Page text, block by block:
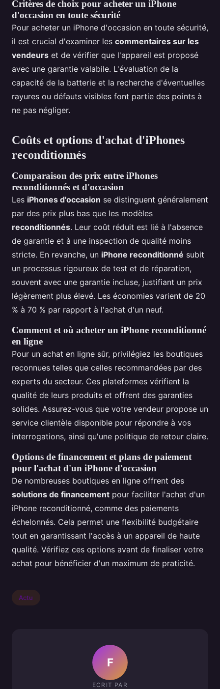
Critères de choix pour acheter un iPhone
d'occasion en toute sécurité
Pour acheter un iPhone d'occasion en toute sécurité,
il est crucial d'examiner les commentaires sur les
vendeurs et de vérifier que l'appareil est proposé
avec une garantie valabile. L'évaluation de la
capacité de la batterie et la recherche d'éventuelles
rayures ou défauts visibles font partie des points à
ne pas négliger.
Coûts et options d'achat d'iPhones
reconditionnés
Comparaison des prix entre iPhones
reconditionnés et d'occasion
Les iPhones d'occasion se distinguent généralement
par des prix plus bas que les modèles
reconditionnés. Leur coût réduit est lié à l'absence
de garantie et à une inspection de qualité moins
stricte. En revanche, un iPhone reconditionné subit
un processus rigoureux de test et de réparation,
souvent avec une garantie incluse, justifiant un prix
légèrement plus élevé. Les économies varient de 20
% à 70 % par rapport à l'achat d'un neuf.
Comment et où acheter un iPhone reconditionné
en ligne
Pour un achat en ligne sûr, privilégiez les boutiques
reconnues telles que celles recommandées par des
experts du secteur. Ces plateformes vérifient la
qualité de leurs produits et offrent des garanties
solides. Assurez-vous que votre vendeur propose un
service clientèle disponible pour répondre à vos
interrogations, ainsi qu'une politique de retour claire.
Options de financement et plans de paiement
pour l'achat d'un iPhone d'occasion
De nombreuses boutiques en ligne offrent des
solutions de financement pour faciliter l'achat d'un
iPhone reconditionné, comme des paiements
échelonnés. Cela permet une flexibilité budgétaire
tout en garantissant l'accès à un appareil de haute
qualité. Vérifiez ces options avant de finaliser votre
achat pour bénéficier d'un maximum de praticité.
Actu
F
ECRIT PAR